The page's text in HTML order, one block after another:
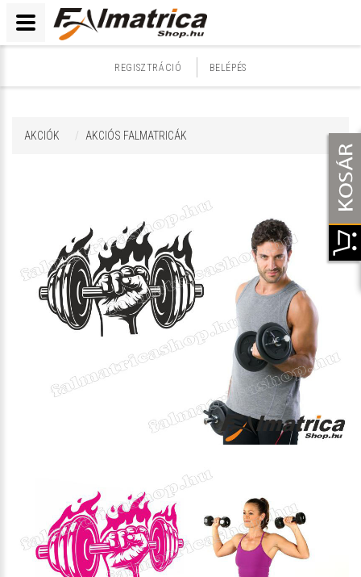
REGISZTRÁCIÓ BELÉPÉS
AKCIÓK AKCIÓS FALMATRICÁK